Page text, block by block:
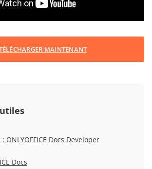
MAINTENANT
ONLYOFFICE Docs Developer
Docs